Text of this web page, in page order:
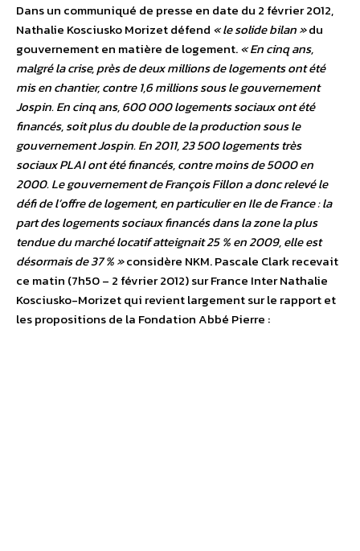
Dans un communiqué de presse en date du 2 février 2012,
Nathalie Kosciusko Morizet défend « le solide bilan »du
gouvernement en matière de logement.« En cinq ans,
malgré la crise, près de deux millions de logements ont été
mis en chantier, contre 1,6 millions sous le gouvernement
Jospin. En cinq ans, 600 000 logements sociaux ont été
financés, soit plus du double de la production sous le
gouvernement Jospin. En 2011, 23 500 logements très
sociaux PLAI ont été financés, contre moins de 5000 en
2000. Le gouvernement de François Fillon a donc relevé le
défi de l’offre de logement, en particulier en Ile de France : la
part des logements sociaux financés dans la zone la plus
tendue du marché locatif atteignait 25 % en 2009, elle est
désormais de 37 % »considère NKM. Pascale Clark recevait
ce matin (7h50 – 2 février 2012) sur France Inter Nathalie
Kosciusko-Morizet qui revient largement sur le rapport et
les propositions de la Fondation Abbé Pierre :